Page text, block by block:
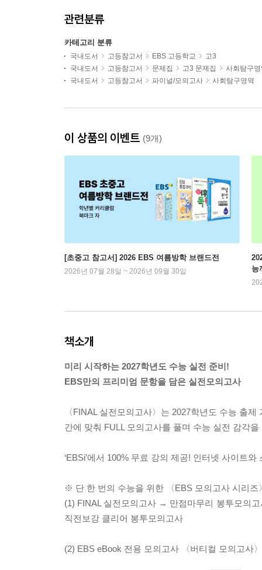
관련분류
카테고리 분류
국내도서 고등참고서 EBS 고등학교
고3
국내도서
고등참고서 문제집 고3 문제집
사회탐구
국내도서
고등참고서 파이널/모의고사 사회탐구영역
이 상품의 이벤트 (9개)
[초중고 참고서] 2026 EBS 여름방학 브랜드전
2026년 07월 28일 ~ 2026년 09월 30일
능
책소개
미리 시작하는 2027학년도 수능 실전 준비!
EBS만의 프리미엄 문항을 담은 실전모의고사
〈FINAL 실전모의고사〉는 2027학년도 수능 출
간에 맞춰 FULL 모의고사를 풀며 수능 실전 감각
‘EBSi’에서 100% 무료 강의 제공! 인터넷 사이트
※ 단 한 번의 수능을 위한 〈EBS 모의고사 시리즈
(1) FINAL 실전모의고사 → 만점마무리 봉투모의
직전보강 클리어 봉투모의고사
(2) EBS eBook 전용 모의고사 〈버티컬 모의고사